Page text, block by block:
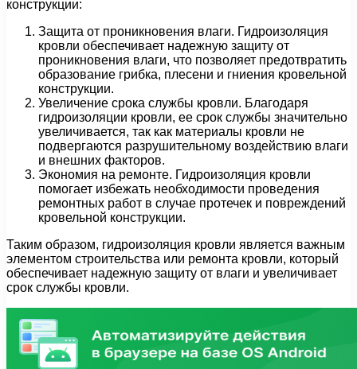
конструкции:
Защита от проникновения влаги. Гидроизоляция
кровли обеспечивает надежную защиту от
проникновения влаги, что позволяет предотвратить
образование грибка, плесени и гниения кровельной
конструкции.
Увеличение срока службы кровли. Благодаря
гидроизоляции кровли, ее срок службы значительно
увеличивается, так как материалы кровли не
подвергаются разрушительному воздействию влаги
и внешних факторов.
Экономия на ремонте. Гидроизоляция кровли
помогает избежать необходимости проведения
ремонтных работ в случае протечек и повреждений
кровельной конструкции.
Таким образом, гидроизоляция кровли является важным
элементом строительства или ремонта кровли, который
обеспечивает надежную защиту от влаги и увеличивает
срок службы кровли.